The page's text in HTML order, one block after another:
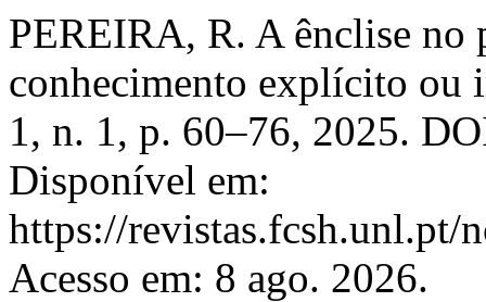
PEREIRA, R. A ênclise no
conhecimento explícito
1, n. 1, p. 60–76, 2025.
Disponível em:
https://
Acesso em: 8 ago. 2026.